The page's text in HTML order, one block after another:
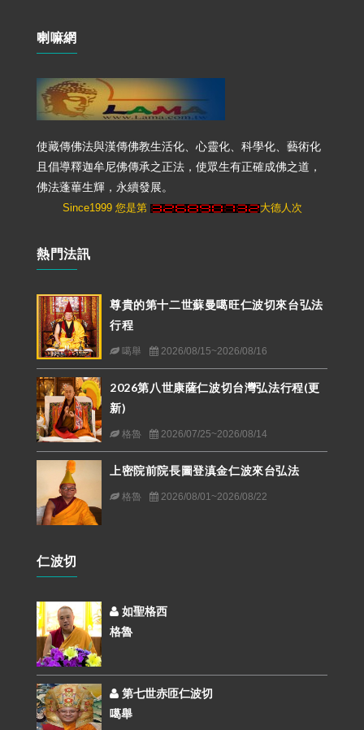
喇嘛網
使藏傳佛法與漢傳佛教生活化、心靈化、科學化、藝術化
且倡導釋迦牟尼佛傳承之正法，使眾生有正確成佛之道，
佛法蓬蓽生輝，永續發展。
Since1999 您是第 大德人次
熱門法訊
尊貴的第十二世蘇曼噶旺仁波切來台弘法
行程
噶舉 2026/08/15~2026/08/16
2026第八世康薩仁波切台灣弘法行程(更
新)
格魯 2026/07/25~2026/08/14
上密院前院長圖登滇金仁波來台弘法
格魯 2026/08/01~2026/08/22
仁波切
如聖格西
格魯
第七世赤匝仁波切
噶舉